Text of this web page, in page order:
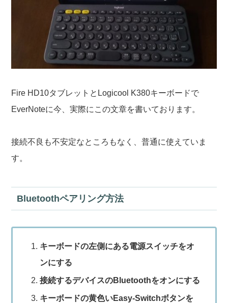
Fire HD10タブレットとLogicool K380キーボードで
EverNoteに今、実際にこの文章を書いております。
接続不良も不安定なところもなく、普通に使えていま
す。
Bluetoothペアリング方法
キーボードの左側にある電源スイッチをオ
ンにする
接続するデバイスのBluetoothをオンにする
キーボードの黄色いEasy-Switchボタンを